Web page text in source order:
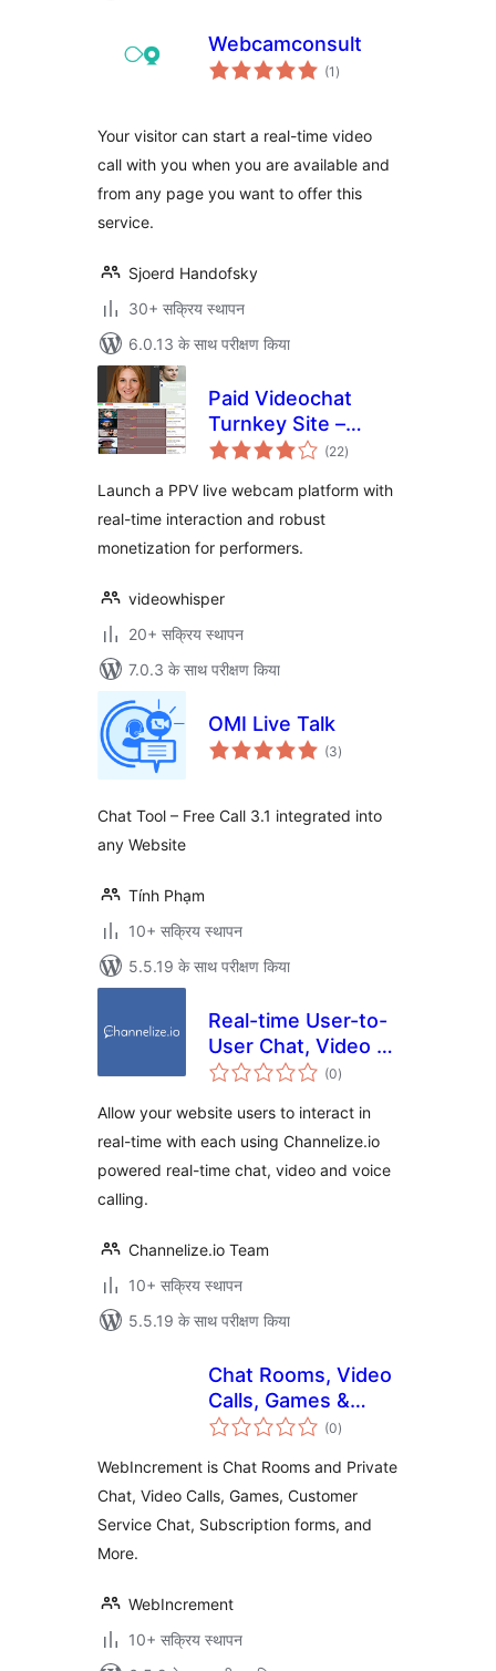
Webcamconsult
(1 कुल
दर)
Your visitor can start a real-time video
call with you when you are available and
from any page you want to offer this
service.
Sjoerd Handofsky
30+ सक्रिय स्थापन
6.0.13 के साथ परीक्षण किया
Paid Videochat
Turnkey Site –
HTML5 PPV Live
(22कुल
दर)
Launch a PPV live webcam platform with
real-time interaction and robust
monetization for performers.
videowhisper
20+ सक्रिय स्थापन
7.0.3 के साथ परीक्षण किया
OMI Live Talk
(3कुल
दर)
Chat Tool – Free Call 3.1 integrated into
any Website
Tính Phạm
10+ सक्रिय स्थापन
5.5.19 के साथ परीक्षण किया
Real-time User-to-
User Chat, Video &
Voice Calling for
(0कुल
दर)
Allow your website users to interact in
real-time with each using Channelize.io
powered real-time chat, video and voice
calling.
Channelize.io Team
10+ सक्रिय स्थापन
5.5.19 के साथ परीक्षण किया
Chat Rooms, Video
Calls, Games &
Apps for Websites
(0कुल
दर)
WebIncrement is Chat Rooms and Private
Chat, Video Calls, Games, Customer
Service Chat, Subscription forms, and
More.
WebIncrement
10+ सक्रिय स्थापन